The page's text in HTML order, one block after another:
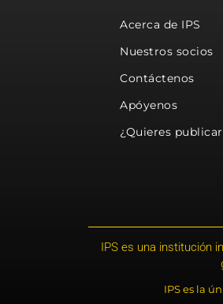
Acerca de IPS
Nuestros socios
Contáctenos
Apóyenos
¿Quieres
IPS es una institución
IPS es la